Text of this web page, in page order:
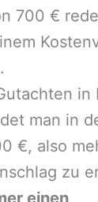
700 €
in
man in
€, also
zu
einen